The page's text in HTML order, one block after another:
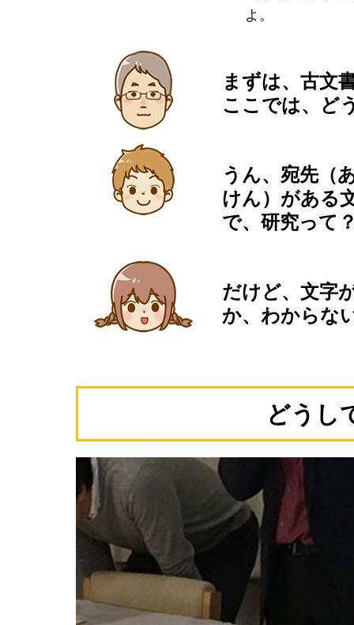
よ。
まずは、古文
ここでは、ど
うん、宛先（
けん）がある
で、研究って
だけど、文字
か、わからな
どうし